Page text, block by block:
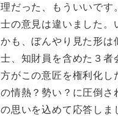
理だった、もういいです
士の意見は違いました
かも、ぼんやり見た形は
士、知財員を含めた３
方がこの意匠を権利化し
の情熱？勢い？に圧倒さ
の思いを込めて応答しま